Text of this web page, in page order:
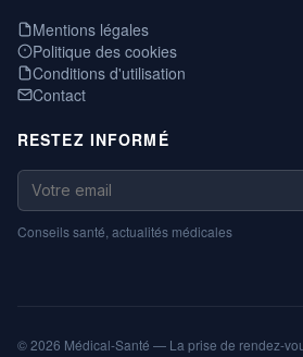
Mentions légales
Politique des cookies
Conditions d'utilisation
Contact
RESTEZ INFORMÉ
Conseils santé, actualités médicales
© 2026 Médical-Santé — La prise de rendez-